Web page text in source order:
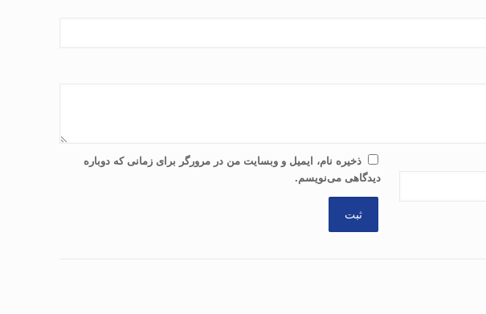
ذخیره نام، ایمیل و وبسایت من در مرورگر برای زمانی که دوباره
دیدگاهی می‌نویسم.